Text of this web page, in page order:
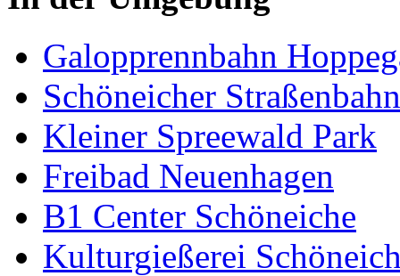
Galopprennbahn
Schöneicher Straßenbahn
Kleiner Spreewald Park
Freibad Neuenhagen
B1 Center Schöneiche
Kulturgießerei